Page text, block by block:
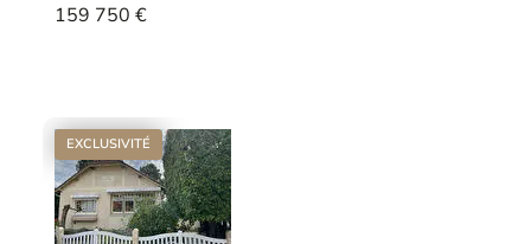
159 750 €
EXCLUSIVITÉ